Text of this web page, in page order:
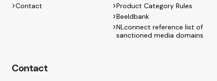
Contact
Product Category Rules
Beeldbank
NLconnect reference list of
sanctioned media domains
Contact